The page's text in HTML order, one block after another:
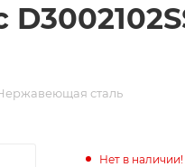
сталь
Нет в наличии!